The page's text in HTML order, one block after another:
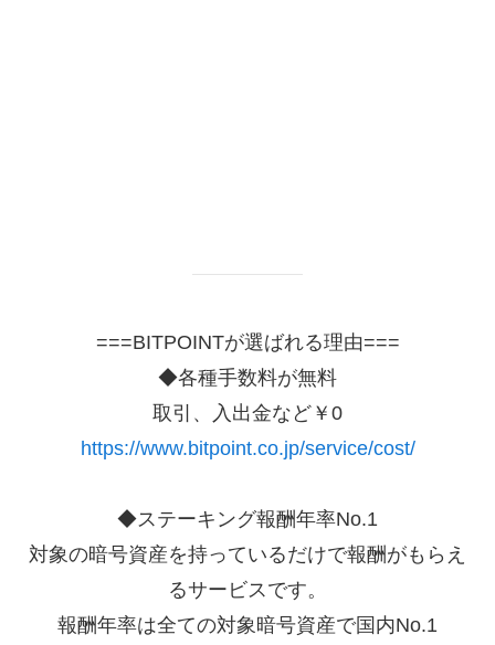
===BITPOINTが選ばれる理由===
◆各種手数料が無料
取引、入出金など￥0
https://www.bitpoint.co.jp/service/cost/
◆ステーキング報酬年率No.1
対象の暗号資産を持っているだけで報酬がもらえ
るサービスです。
報酬年率は全ての対象暗号資産で国内No.1